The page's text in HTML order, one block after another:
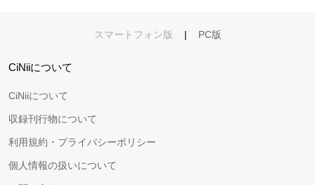
スマートフォン版 | PC版
CiNiiについて
CiNiiについて
収録刊行物について
利用規約・プライバシーポリシー
個人情報の扱いについて